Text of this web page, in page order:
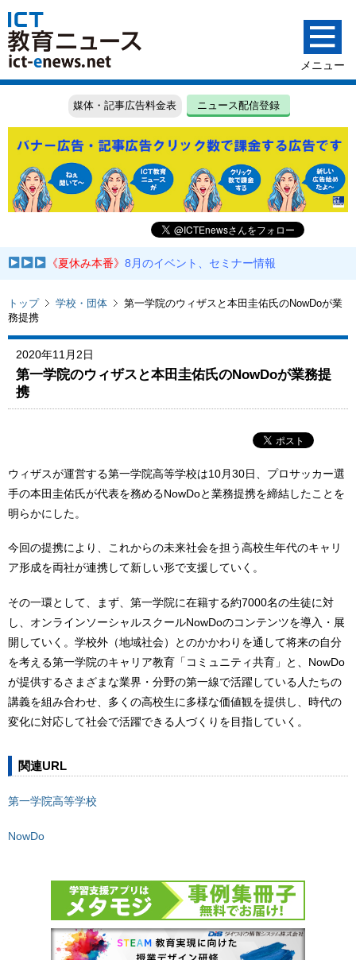
媒体・記事広告料金表 ニュース配信登録
《夏休み本番》8月のイベント、セミナー情報
トップ 学校・団体
第一学院のウィザスと本田圭佑氏のNowDoが業
務提携
2020年11月2日
第一学院のウィザスと本田圭佑氏のNowDoが業務提
携
ウィザスが運営する第一学院高等学校は10月30日、プロサッカー選
手の本田圭佑氏が代表を務めるNowDoと業務提携を締結したことを
明らかにした。
今回の提携により、これからの未来社会を担う高校生年代のキャリ
ア形成を両社が連携して新しい形で支援していく。
その一環として、まず、第一学院に在籍する約7000名の生徒に対
し、オンラインソーシャルスクールNowDoのコンテンツを導入・展
開していく。学校外（地域社会）とのかかわりを通して将来の自分
を考える第一学院のキャリア教育「コミュニティ共育」と、NowDo
が提供するさまざまな業界・分野の第一線で活躍している人たちの
講義を組み合わせ、多くの高校生に多様な価値観を提供し、時代の
変化に対応して社会で活躍できる人づくりを目指していく。
関連URL
第一学院高等学校
NowDo